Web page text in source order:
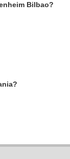
Bilbao?